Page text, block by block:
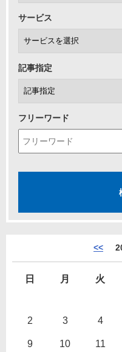
サービス
記事指定
フリーワード
<<
日 月 火
2 3 4
9 10 11